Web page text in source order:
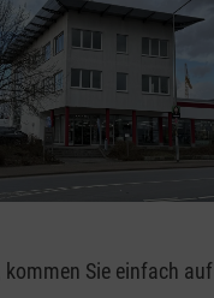
kommen Sie einfach auf